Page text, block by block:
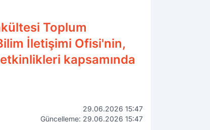
Toplum
İletişimi Ofisi'nin,
kapsamında
29.06.2026 15:47
Güncelleme: 29.06.2026 15:47